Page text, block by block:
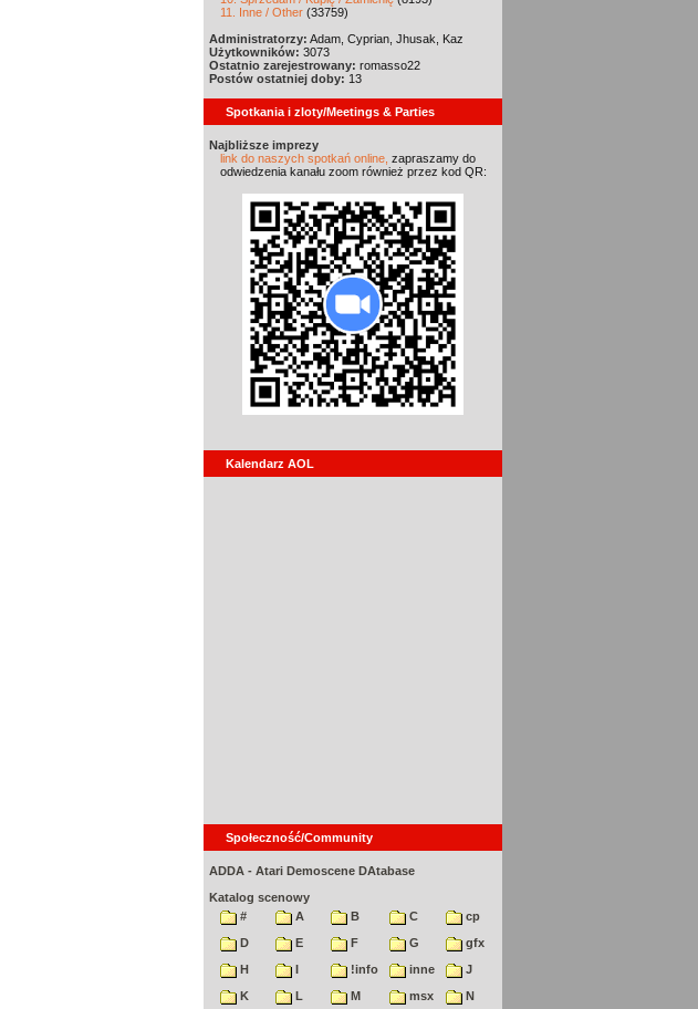
11. Inne / Other (33759)
Administratorzy: Adam, Cyprian, Jhusak, Kaz
Użytkowników: 3073
Ostatnio zarejestrowany: romasso22
Postów ostatniej doby: 13
Spotkania i zloty/Meetings & Parties
Najbliższe imprezy
link do naszych spotkań online, zapraszamy do
odwiedzenia kanału zoom również przez kod QR:
Kalendarz AOL
Społeczność/Community
ADDA - Atari Demoscene DAtabase
Katalog scenowy
#
A B C
cp
D
E F G
gfx
H
I !info inne
J
K
L M msx
N